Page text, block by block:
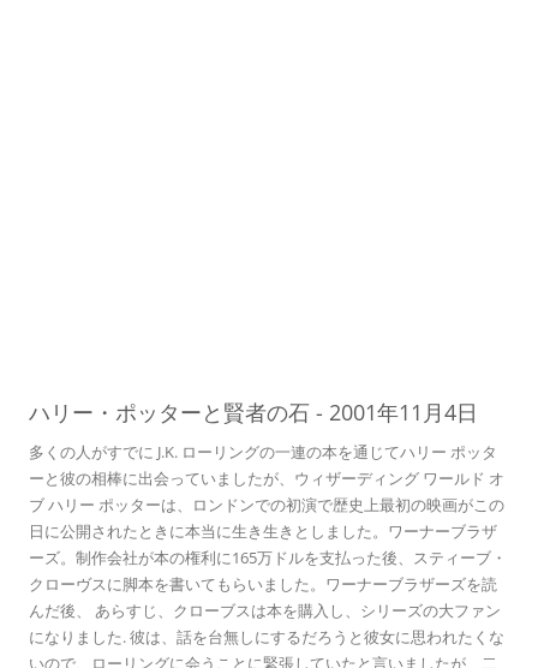
ハリー・ポッターと賢者の石 - 2001年11月4日
多くの人がすでに J.K. ローリングの一連の本を通じてハリー ポッタ
ーと彼の相棒に出会っていましたが、ウィザーディング ワールド オ
ブ ハリー ポッターは、ロンドンでの初演で歴史上最初の映画がこの
日に公開されたときに本当に生き生きとしました。ワーナーブラザ
ーズ。制作会社が本の権利に165万ドルを支払った後、スティーブ・
クローヴスに脚本を書いてもらいました。ワーナーブラザーズを読
んだ後、 あらすじ、クローブスは本を購入し、シリーズの大ファン
になりました. 彼は、話を台無しにするだろうと彼女に思われたくな
いので、ローリングに会うことに緊張していたと言いましたが、二